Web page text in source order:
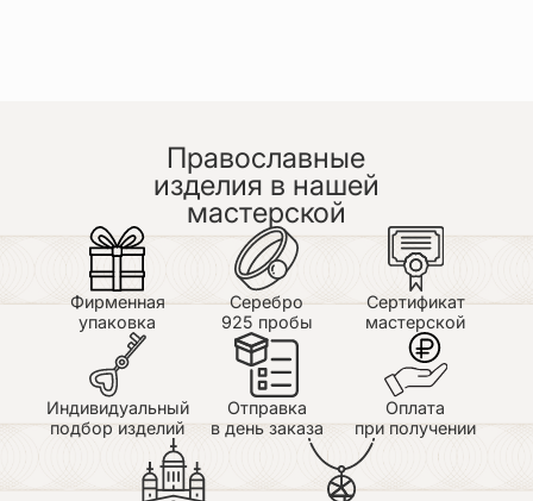
Православные
изделия в нашей
мастерской
Фирменная
упаковка
Серебро
925 пробы
Сертификат
мастерской
Индивидуальный
подбор изделий
Отправка
в день заказа
Оплата
при получении